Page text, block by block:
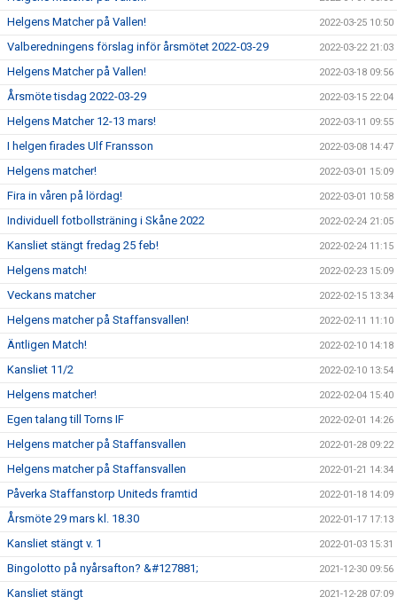
Helgens Matcher på Vallen! 2022-03-25 10:50
Valberedningens förslag inför årsmötet 2022-03-29 2022-03-22 21:03
Helgens Matcher på Vallen! 2022-03-18 09:56
Årsmöte tisdag 2022-03-29 2022-03-15 22:04
Helgens Matcher 12-13 mars! 2022-03-11 09:55
I helgen firades Ulf Fransson 2022-03-08 14:47
Helgens matcher! 2022-03-01 15:09
Fira in våren på lördag! 2022-03-01 10:58
Individuell fotbollsträning i Skåne 2022 2022-02-24 21:05
Kansliet stängt fredag 25 feb! 2022-02-24 11:15
Helgens match! 2022-02-23 15:09
Veckans matcher 2022-02-15 13:34
Helgens matcher på Staffansvallen! 2022-02-11 11:10
Äntligen Match! 2022-02-10 14:18
Kansliet 11/2 2022-02-10 13:54
Helgens matcher! 2022-02-04 15:40
Egen talang till Torns IF 2022-02-01 14:26
Helgens matcher på Staffansvallen 2022-01-28 09:22
Helgens matcher på Staffansvallen 2022-01-21 14:34
Påverka Staffanstorp Uniteds framtid 2022-01-18 14:09
Årsmöte 29 mars kl. 18.30 2022-01-17 17:13
Kansliet stängt v. 1 2022-01-03 15:31
Bingolotto på nyårsafton? &#127881; 2021-12-30 09:56
Kansliet stängt 2021-12-28 07:09